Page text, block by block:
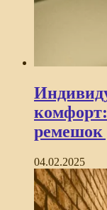
ремешок
04.02.2025